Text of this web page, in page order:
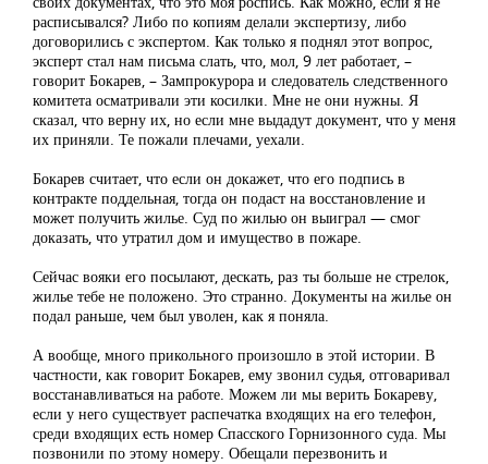
расписывался? Либо по копиям делали экспертизу, либо
договорились с экспертом. Как только я поднял этот вопрос,
эксперт стал нам письма слать, что, мол, 9 лет работает, –
говорит Бокарев, – Зампрокурора и следователь следственного
комитета осматривали эти косилки. Мне не они нужны. Я
сказал, что верну их, но если мне выдадут документ, что у меня
их приняли. Те пожали плечами, уехали.
Бокарев считает, что если он докажет, что его подпись в
контракте поддельная, тогда он подаст на восстановление и
может получить жилье. Суд по жилью он выиграл — смог
доказать, что утратил дом и имущество в пожаре.
Сейчас вояки его посылают, дескать, раз ты больше не стрелок,
жилье тебе не положено. Это странно. Документы на жилье он
подал раньше, чем был уволен, как я поняла.
А вообще, много прикольного произошло в этой истории. В
частности, как говорит Бокарев, ему звонил судья, отговаривал
восстанавливаться на работе. Можем ли мы верить Бокареву,
если у него существует распечатка входящих на его телефон,
среди входящих есть номер Спасского Горнизонного суда. Мы
позвонили по этому номеру. Обещали перезвонить и